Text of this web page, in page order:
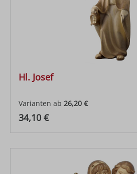
Hl. Josef
Varianten ab 26,20 €
Regulärer Preis:
34,10 €